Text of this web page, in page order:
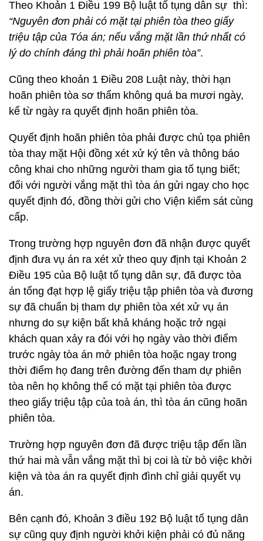
Theo Khoản 1 Điều 199 Bộ luật tố tụng dân sự thì:
“Nguyên đơn phải có mặt tại phiên tòa theo giấy
triệu tập của Tóa án; nếu vắng mặt lần thứ nhất có
lý do chính đáng thì phải hoãn phiên tòa”.
Cũng theo khoản 1 Điều 208 Luật này, thời hạn
hoãn phiên tòa sơ thẩm không quá ba mươi ngày,
kể từ ngày ra quyết định hoãn phiên tòa.
Quyết định hoãn phiên tòa phải được chủ tọa phiên
tòa thay mặt Hội đồng xét xử ký tên và thông báo
công khai cho những người tham gia tố tụng biết;
đối với người vắng mặt thì tòa án gửi ngay cho học
quyết định đó, đồng thời gửi cho Viện kiểm sát cùng
cấp.
Trong trường hợp nguyên đơn đã nhận được quyết
định đưa vụ án ra xét xử theo quy định tại Khoản 2
Điều 195 của Bộ luật tố tụng dân sự, đã được tòa
án tống đạt hợp lệ giấy triệu tập phiên tòa và đương
sự đã chuẩn bị tham dự phiên tòa xét xử vụ án
nhưng do sự kiện bất khả kháng hoặc trở ngại
khách quan xảy ra đói với họ ngày vào thời điểm
trước ngày tòa án mở phiên tòa hoặc ngay trong
thời điểm họ đang trên đường đến tham dự phiên
tòa nên họ không thể có mặt tại phiên tòa được
theo giấy triệu tập của toà án, thì tòa án cũng hoãn
phiên tòa.
Trường hợp nguyên đơn đã được triệu tập đến lần
thứ hai mà vẫn vắng mặt thì bị coi là từ bỏ việc khởi
kiện và tòa án ra quyết định đình chỉ giải quyết vụ
án.
Bên cạnh đó, Khoản 3 điều 192 Bộ luật tố tụng dân
sự cũng quy định người khởi kiện phải có đủ năng